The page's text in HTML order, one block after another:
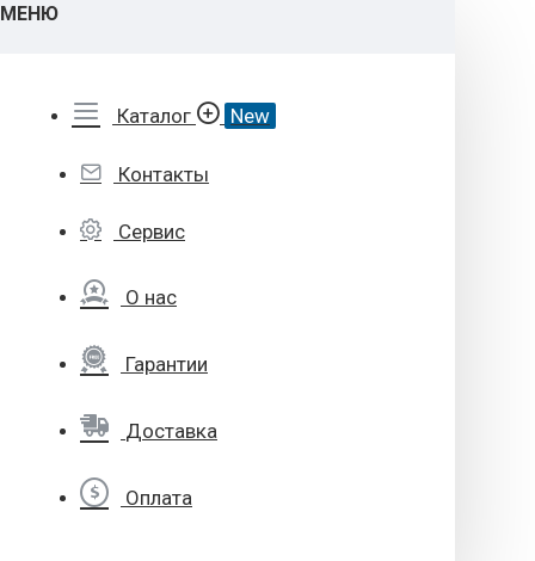
МЕНЮ
Каталог New
Контакты
Сервис
О нас
Гарантии
Доставка
Оплата